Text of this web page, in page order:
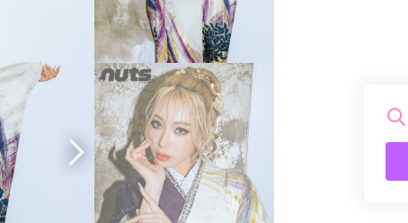
九州／沖縄
福岡県(160) 熊本県(67)
佐賀県(25)
大分県(36)
鹿児島県(31)
沖縄県(40)